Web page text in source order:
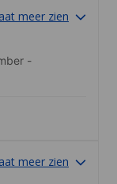
meer zien
-
meer zien